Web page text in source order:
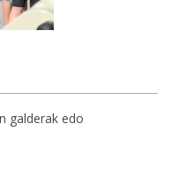
galderak edo